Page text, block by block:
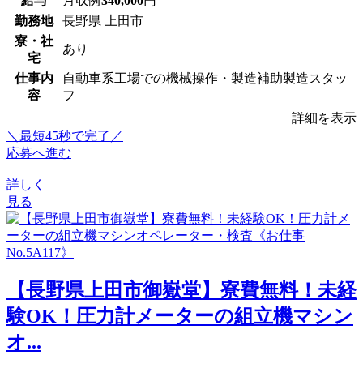
勤務地
長野県 上田市
寮・社
宅
あり
仕事内
容
自動車系工場での機械操作・製造補助製造スタッ
フ
詳細を表示
＼最短45秒で完了／
応募へ進む
詳しく
見る
【長野県上田市御嶽堂】寮費無料！未経
験OK！圧力計メーターの組立機マシン
オ...